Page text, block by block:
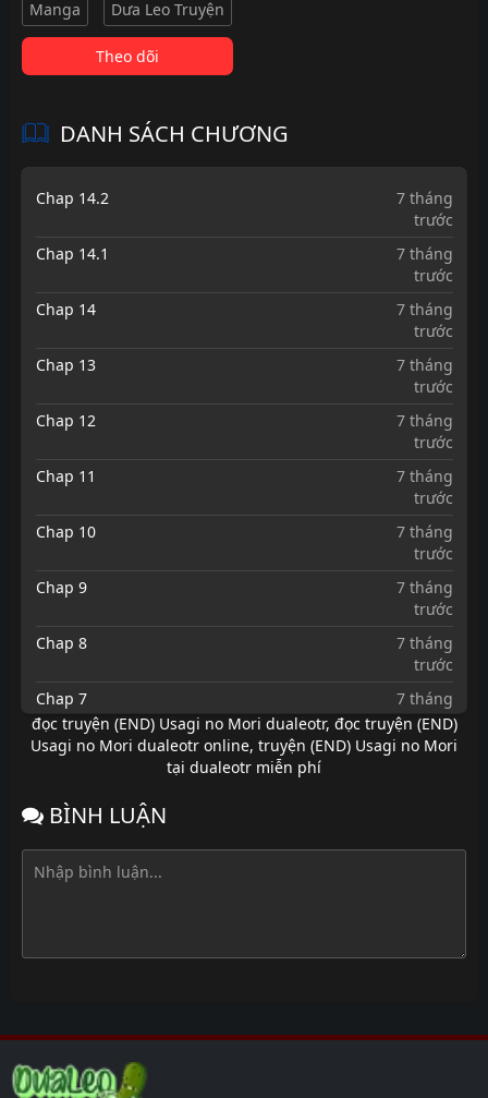
Manga
Dưa Leo Truyện
Theo dõi
DANH SÁCH CHƯƠNG
Chap 14.2
7 tháng
trước
Chap 14.1
7 tháng
trước
Chap 14
7 tháng
trước
Chap 13
7 tháng
trước
Chap 12
7 tháng
trước
Chap 11
7 tháng
trước
Chap 10
7 tháng
trước
Chap 9
7 tháng
trước
Chap 8
7 tháng
trước
Chap 7
7 tháng
trước
Chap 6
7 tháng
Chap 5.5
Chap 5
Chap 2
7 tháng
Chap 1
đọc truyện (END) Usagi no Mori dualeotr, đọc truyện (END)
Usagi no Mori dualeotr online, truyện (END) Usagi no Mori
tại dualeotr miễn phí
BÌNH LUẬN